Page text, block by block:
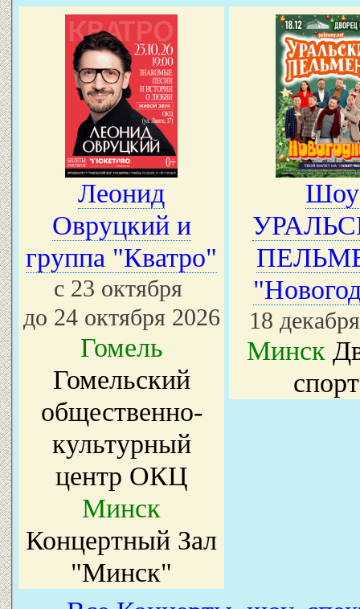
Леонид
Овруцкий и
группа "Кватро"
с 23 октября
до 24 октября 2026
Гомель
Гомельский
общественно-
культурный
центр ОКЦ
Минск
Концертный Зал
"Минск"
Шоу
18
Минск